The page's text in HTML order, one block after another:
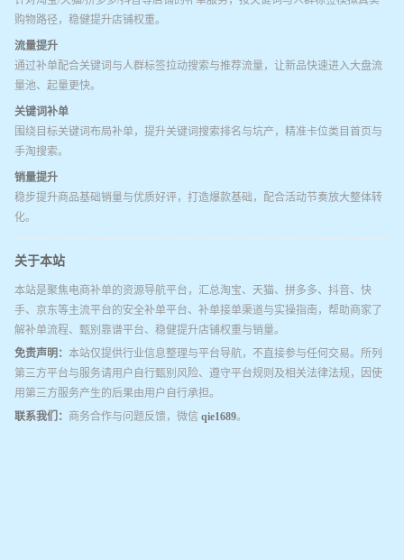
购物路径，稳健提升店铺权重。
流量提升
通过补单配合关键词与人群标签拉动搜索与推荐流量，让新品快速进入大盘流
量池、起量更快。
关键词补单
围绕目标关键词布局补单，提升关键词搜索排名与坑产，精准卡位类目首页与
手淘搜索。
销量提升
稳步提升商品基础销量与优质好评，打造爆款基础，配合活动节奏放大整体转
化。
关于本站
本站是聚焦电商补单的资源导航平台，汇总淘宝、天猫、拼多多、抖音、快
手、京东等主流平台的安全补单平台、补单接单渠道与实操指南，帮助商家了
解补单流程、甄别靠谱平台、稳健提升店铺权重与销量。
免责声明： 本站仅提供行业信息整理与平台导航，不直接参与任何交易。所列
第三方平台与服务请用户自行甄别风险、遵守平台规则及相关法律法规，因使
用第三方服务产生的后果由用户自行承担。
联系我们： 商务合作与问题反馈，微信 qie1689。